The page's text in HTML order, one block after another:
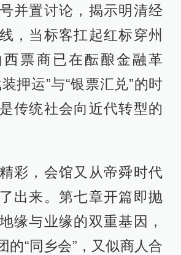
并置讨论，揭示明清经
，当标客扛起红标穿州
票商已在酝酿金融革
押运”与“银票汇兑”的时
传统社会向近代转型的
彩，会馆又从帝舜时代
出来。第七章开篇即抛
缘与业缘的双重基因，
的“同乡会”，又似商人合